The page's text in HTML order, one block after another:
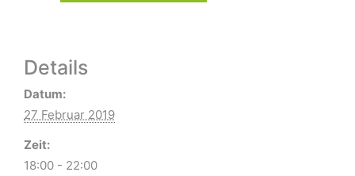
Details
Datum:
27 Februar 2019
Zeit:
18:00 - 22:00